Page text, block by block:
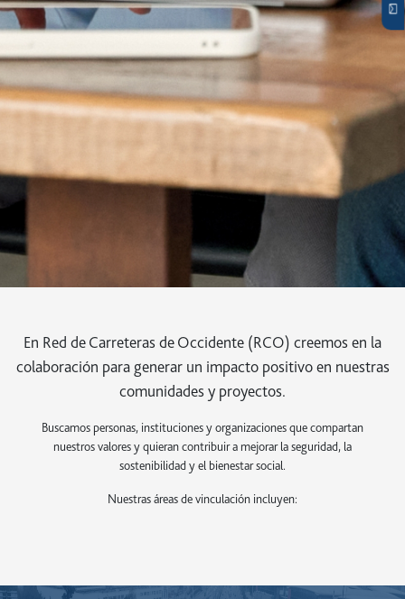
En Red de Carreteras de Occidente (RCO) creemos en la
colaboración para generar un impacto positivo en nuestras
comunidades y proyectos.
Buscamos personas, instituciones y organizaciones que compartan
nuestros valores y quieran contribuir a mejorar la seguridad, la
sostenibilidad y el bienestar social.
Nuestras áreas de vinculación incluyen: